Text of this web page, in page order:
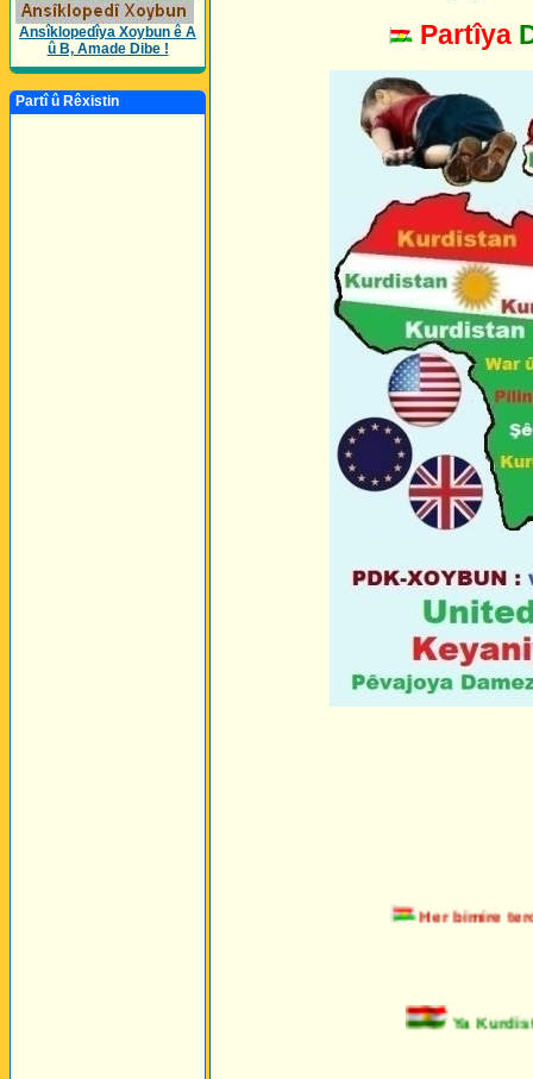
Ansîklopedîya Xoybun ê A
û B, Amade Dibe !
Partî û Rêxistin
Partîya
Her bimire
Ya